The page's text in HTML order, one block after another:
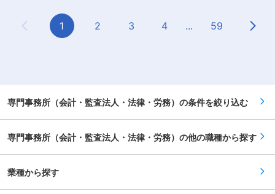
冷凍、食品事業での缶詰関係は業界トップクラス
の売上規模を誇ります。 変更の範囲：会社の定め
世の中にない「最先端の取引」に挑む、圧倒的な
専門性 ITやエンターテインメントなど多岐にわた
る事業柄、デジタル税務をはじめとする前例のな
ったダイナミックな経営論点に深くコミットでき
いるため税務プロセスのシステム化（DX）を推
進しやすく、ルーティンを最小化して付加価値の
高い業務に集中できます。また、会計・連結・法
ます。 変更の範囲：会社の定める業務
今回採用予定のポジションでは、法的知識・経験
など高い「リーガルマインド」をもって、事業に
入り込みビジネスにコミットすることを求めてい
に組織をリードする人材になることが期待できま
社＞ 現在、IT、ヘルスケア、M&A、SaaS、海外
社会課題の解決を通じて価値創造をおこなってお
スや新規事業の立ち上げから大きく関与できま
す。M&Aや子会社設立が高頻度で発生するため、
ビジネス的な観点の整理、法律的な観点から懸念
Previous Page
1 2 3 4 ... 59
専門事務所（会計・監査法人・法律・労務）の条件を絞り込む
専門事務所（会計・監査法人・法律・労務）の他の職種から探す
業種から探す